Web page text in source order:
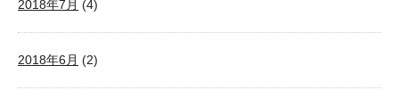
2018年7月 (4)
2018年6月 (2)